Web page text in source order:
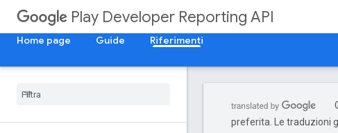
Play Developer Reporting API
Home page
Guide Riferimenti
preferita. Le traduzioni